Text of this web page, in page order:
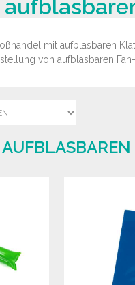
mit aufblasbaren
von aufblasbaren